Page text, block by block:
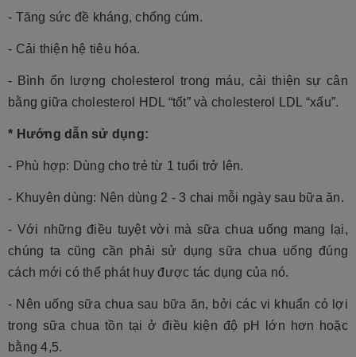
- Tăng sức đề kháng, chống cúm.
- Cải thiện hệ tiêu hóa.
- Bình ổn lượng cholesterol trong máu, cải thiện sự cân
bằng giữa cholesterol HDL “tốt” và cholesterol LDL “xấu”.
* Hướng dẫn sử dụng:
- Phù hợp: Dùng cho trẻ từ 1 tuổi trở lên.
- Khuyên dùng: Nên dùng 2 - 3 chai mỗi ngày sau bữa ăn.
- Với những điều tuyệt vời mà sữa chua uống mang lại,
chúng ta cũng cần phải sử dụng sữa chua uống đúng
cách mới có thể phát huy được tác dụng của nó.
- Nên uống sữa chua sau bữa ăn, bởi các vi khuẩn có lợi
trong sữa chua tồn tại ở điều kiện độ pH lớn hơn hoặc
bằng 4,5.